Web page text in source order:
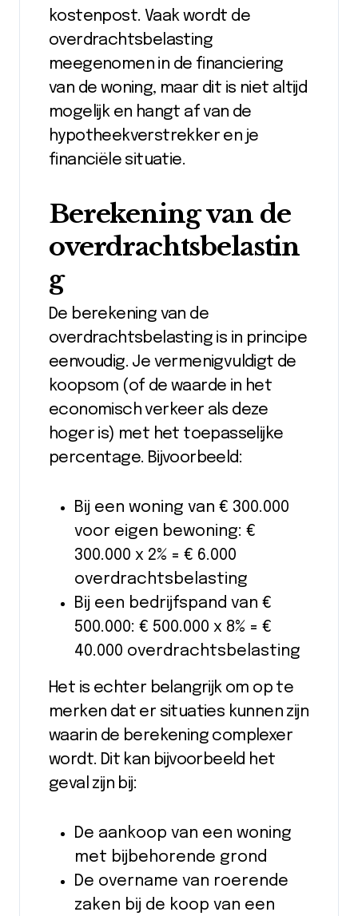
kostenpost. Vaak wordt de
overdrachtsbelasting
meegenomen in de financiering
van de woning, maar dit is niet altijd
mogelijk en hangt af van de
hypotheekverstrekker en je
financiële situatie.
Berekening van de
overdrachtsbelastin
g
De berekening van de
overdrachtsbelasting is in principe
eenvoudig. Je vermenigvuldigt de
koopsom (of de waarde in het
economisch verkeer als deze
hoger is) met het toepasselijke
percentage. Bijvoorbeeld:
Bij een woning van € 300.000
voor eigen bewoning: €
300.000 x 2% = € 6.000
overdrachtsbelasting
Bij een bedrijfspand van €
500.000: € 500.000 x 8% = €
40.000 overdrachtsbelasting
Het is echter belangrijk om op te
merken dat er situaties kunnen zijn
waarin de berekening complexer
wordt. Dit kan bijvoorbeeld het
geval zijn bij:
De aankoop van een woning
met bijbehorende grond
De overname van roerende
zaken bij de koop van een